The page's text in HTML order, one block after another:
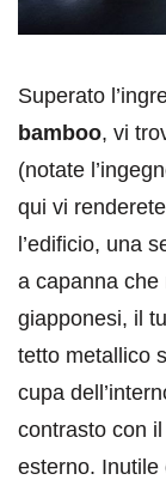
Superato
bamboo, vi
(notate
qui vi
l’edificio, una
a capanna che
giapponesi, il
tetto metallico
cupa
contrasto con
esterno. Inutile